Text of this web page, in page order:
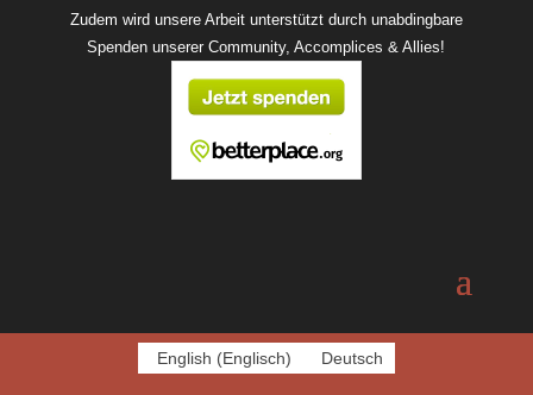
Zudem wird unsere Arbeit unterstützt durch unabdingbare
Spenden unserer Community, Accomplices & Allies!
English (Englisch) Deutsch